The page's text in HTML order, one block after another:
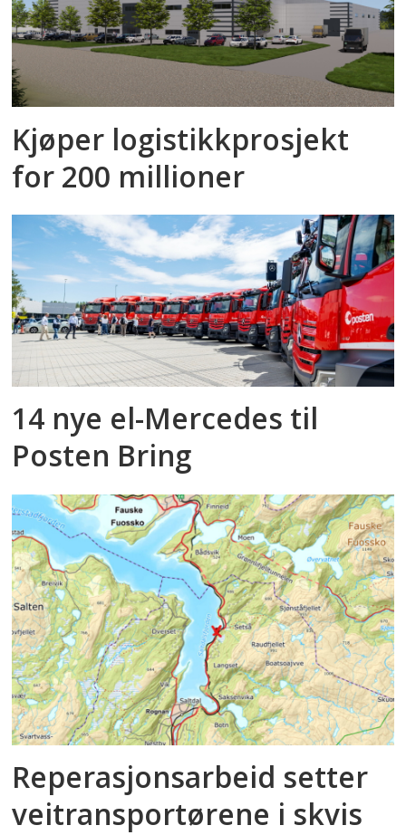
Kjøper logistikkprosjekt
for 200 millioner
14 nye el-Mercedes til
Posten Bring
Reperasjonsarbeid setter
veitransportørene i skvis